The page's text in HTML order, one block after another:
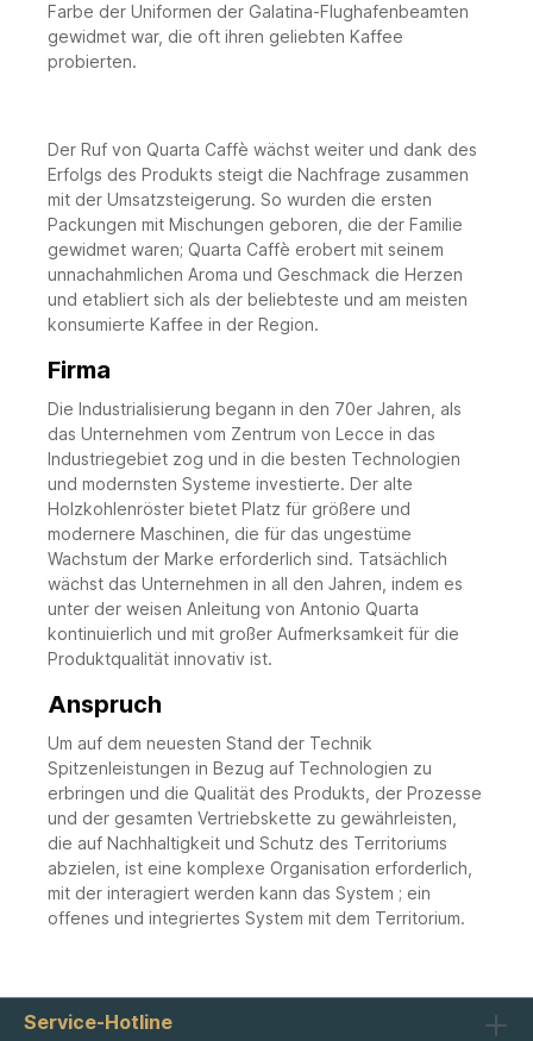
Farbe der Uniformen der Galatina-Flughafenbeamten
gewidmet war, die oft ihren geliebten Kaffee
probierten.
Der Ruf von Quarta Caffè wächst weiter und dank des
Erfolgs des Produkts steigt die Nachfrage zusammen
mit der Umsatzsteigerung. So wurden die ersten
Packungen mit Mischungen geboren, die der Familie
gewidmet waren; Quarta Caffè erobert mit seinem
unnachahmlichen Aroma und Geschmack die Herzen
und etabliert sich als der beliebteste und am meisten
konsumierte Kaffee in der Region.
Firma
Die Industrialisierung begann in den 70er Jahren, als
das Unternehmen vom Zentrum von Lecce in das
Industriegebiet zog und in die besten Technologien
und modernsten Systeme investierte. Der alte
Holzkohlenröster bietet Platz für größere und
modernere Maschinen, die für das ungestüme
Wachstum der Marke erforderlich sind. Tatsächlich
wächst das Unternehmen in all den Jahren, indem es
unter der weisen Anleitung von Antonio Quarta
kontinuierlich und mit großer Aufmerksamkeit für die
Produktqualität innovativ ist.
Anspruch
Um auf dem neuesten Stand der Technik
Spitzenleistungen in Bezug auf Technologien zu
erbringen und die Qualität des Produkts, der Prozesse
und der gesamten Vertriebskette zu gewährleisten,
die auf Nachhaltigkeit und Schutz des Territoriums
abzielen, ist eine komplexe Organisation erforderlich,
mit der interagiert werden kann das System ; ein
offenes und integriertes System mit dem Territorium.
Service-Hotline